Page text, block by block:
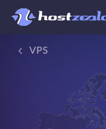
VPS